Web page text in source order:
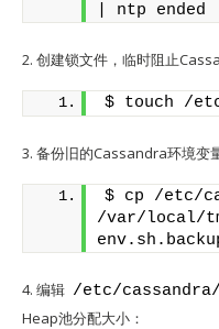
| ntp ended
2. 创建锁文件，临时阻止
$ touch /
3. 备份旧的Cassandra环境变
$ cp /etc/
/var/local/
4. 编辑 /etc/
Heap池分配大小：